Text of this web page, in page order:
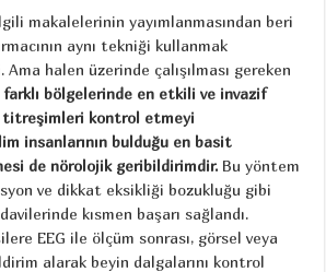
makalelerinin yayımlanmasından beri
aynı tekniği kullanmak
halen üzerinde çalışılması gereken
farklı bölgelerinde en etkili ve invazif
titreşimleri kontrol etmeyi
insanlarının bulduğu en basit
de nörolojik geribildirimdir. Bu yöntem
ve dikkat eksikliği bozukluğu gibi
kısmen başarı sağlandı.
EEG ile ölçüm sonrası, görsel veya
alarak beyin dalgalarını kontrol